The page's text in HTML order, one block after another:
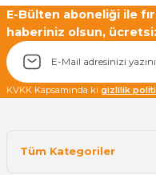
E-Bülten aboneliği ile
haberiniz olsun,
KVKK Kapsamında ki gizlilik
Tüm Kategoriler